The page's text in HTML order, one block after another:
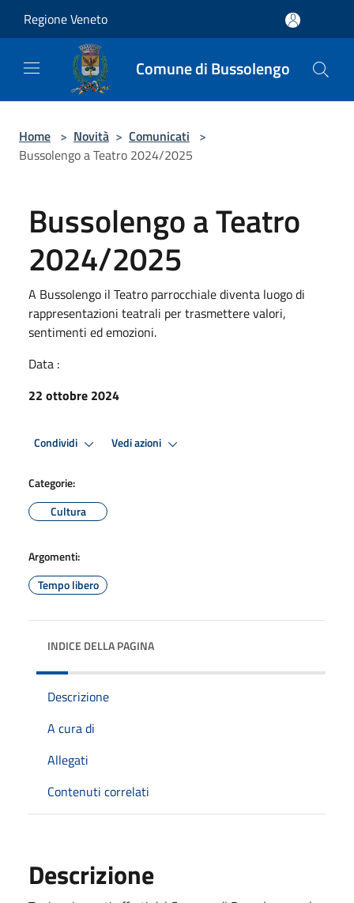
Regione Veneto
Comune di Bussolengo
Home > Novità > Comunicati >
Bussolengo a Teatro 2024/2025
Bussolengo a Teatro
2024/2025
A Bussolengo il Teatro parrocchiale diventa luogo di
rappresentazioni teatrali per trasmettere valori,
sentimenti ed emozioni.
Data :
22 ottobre 2024
Condividi Vedi azioni
Categorie:
Cultura
Argomenti:
Tempo libero
INDICE DELLA PAGINA
Descrizione
A cura di
Allegati
Contenuti correlati
Descrizione